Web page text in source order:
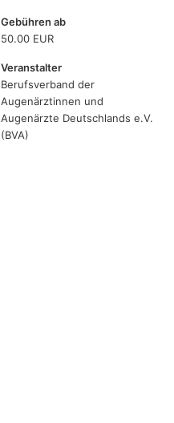
Gebühren ab
50.00 EUR
Veranstalter
Berufsverband der
Augenärztinnen und
Augenärzte Deutschlands e.V.
(BVA)